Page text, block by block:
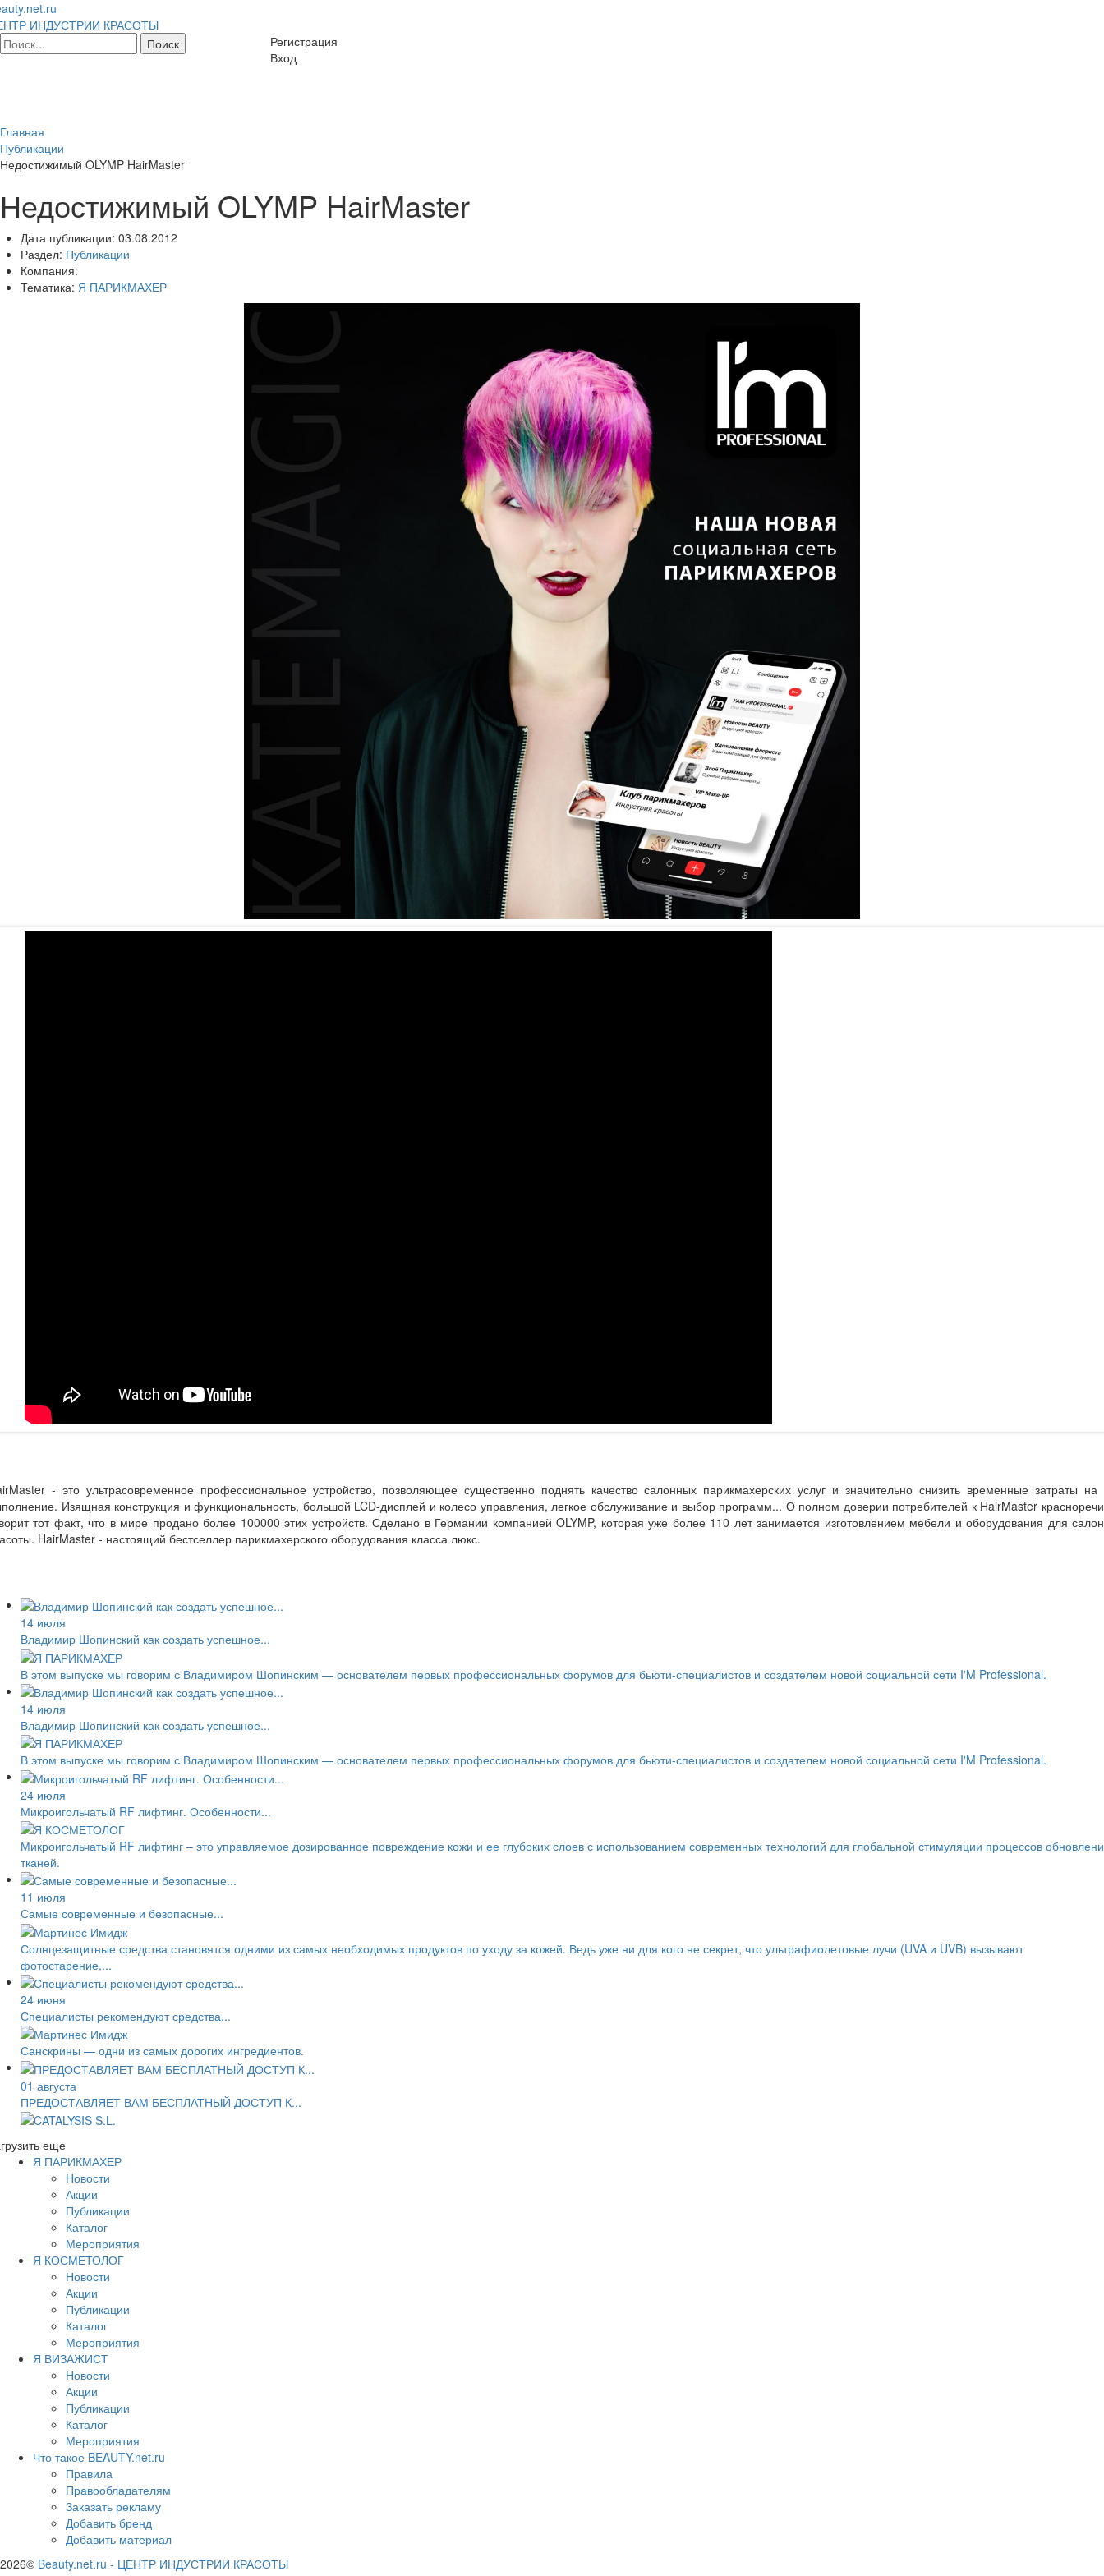
ИНДУСТРИИ КРАСОТЫ
Регистрация
Вход
Главная
Публикации
Недостижимый OLYMP HairMaster
Недостижимый OLYMP HairMaster
Дата публикации: 03.08.2012
Раздел: Публикации
Компания:
Тематика: Я ПАРИКМАХЕР
- это ультрасовременное профессиональное устройство, позволяющее существенно поднять качество салонных парикмахерских услуг и значительно снизить временные затраты на
Изящная конструкция и функциональность, большой LCD-дисплей и колесо управления, легкое обслуживание и выбор программ... О полном доверии потребителей к HairMaster
тот факт, что в мире продано более 100000 этих устройств. Сделано в Германии компанией OLYMP, которая уже более 110 лет занимается изготовлением мебели и оборудования для
HairMaster - настоящий бестселлер парикмахерского оборудования класса люкс.
14 июля
Владимир Шопинский как создать успешное...
В этом выпуске мы говорим с Владимиром Шопинским — основателем первых профессиональных форумов для бьюти-специалистов и создателем новой социальной сети I'M Professional.
14 июля
Владимир Шопинский как создать успешное...
В этом выпуске мы говорим с Владимиром Шопинским — основателем первых профессиональных форумов для бьюти-специалистов и создателем новой социальной сети I'M Professional.
24 июля
Микроигольчатый RF лифтинг. Особенности...
Микроигольчатый RF лифтинг – это управляемое дозированное повреждение кожи и ее глубоких слоев с использованием современных технологий для глобальной стимуляции процессов
тканей.
11 июля
Самые современные и безопасные...
Солнцезащитные средства становятся одними из самых необходимых продуктов по уходу за кожей. Ведь уже ни для кого не секрет, что ультрафиолетовые лучи (UVA и UVB) вызывают
фотостарение,...
24 июня
Специалисты рекомендуют средства...
Санскрины — одни из самых дорогих ингредиентов.
01 августа
ПРЕДОСТАВЛЯЕТ ВАМ БЕСПЛАТНЫЙ ДОСТУП К...
еще
Я ПАРИКМАХЕР
Новости
Акции
Публикации
Каталог
Мероприятия
Я КОСМЕТОЛОГ
Новости
Акции
Публикации
Каталог
Мероприятия
Я ВИЗАЖИСТ
Новости
Акции
Публикации
Каталог
Мероприятия
Что такое BEAUTY.net.ru
Правила
Правообладателям
Заказать рекламу
Добавить бренд
Добавить материал
2026© Beauty.net.ru - ЦЕНТР ИНДУСТРИИ КРАСОТЫ